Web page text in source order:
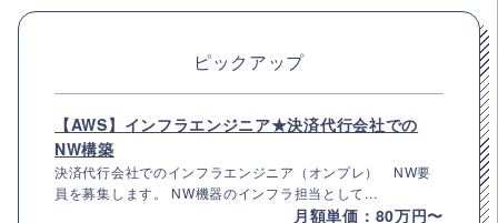
ピックアップ
【AWS】インフラエンジニア★決済代行会社での
NW構築
決済代行会社でのインフラエンジニア（オンプレ） NW要
員を募集します。 NW機器のインフラ担当として...
月額単価：80万円〜